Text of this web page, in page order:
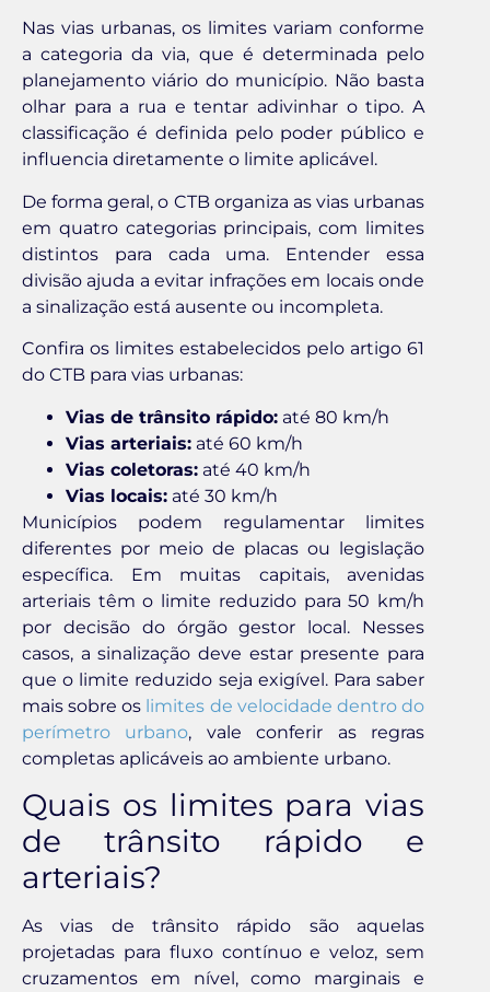
Nas vias urbanas, os limites variam conforme
a categoria da via, que é determinada pelo
planejamento viário do município. Não basta
olhar para a rua e tentar adivinhar o tipo. A
classificação é definida pelo poder público e
influencia diretamente o limite aplicável.
De forma geral, o CTB organiza as vias urbanas
em quatro categorias principais, com limites
distintos para cada uma. Entender essa
divisão ajuda a evitar infrações em locais onde
a sinalização está ausente ou incompleta.
Confira os limites estabelecidos pelo artigo 61
do CTB para vias urbanas:
Vias de trânsito rápido: até 80 km/h
Vias arteriais: até 60 km/h
Vias coletoras: até 40 km/h
Vias locais: até 30 km/h
Municípios podem regulamentar limites
diferentes por meio de placas ou legislação
específica. Em muitas capitais, avenidas
arteriais têm o limite reduzido para 50 km/h
por decisão do órgão gestor local. Nesses
casos, a sinalização deve estar presente para
que o limite reduzido seja exigível. Para saber
mais sobre os limites de velocidade dentro do
perímetro urbano, vale conferir as regras
completas aplicáveis ao ambiente urbano.
Quais os limites para vias
de trânsito rápido e
arteriais?
As vias de trânsito rápido são aquelas
projetadas para fluxo contínuo e veloz, sem
cruzamentos em nível, como marginais e